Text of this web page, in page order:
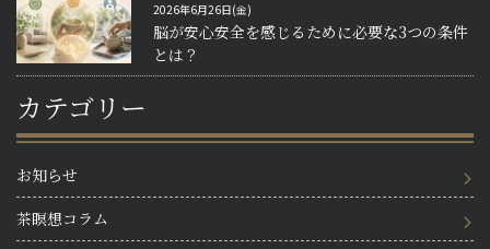
2026年6月26日(金)
脳が安心安全を感じるために必要な3つの条件
とは？
カテゴリー
お知らせ
茶瞑想コラム